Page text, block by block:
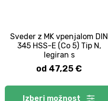
Sveder z MK vpenjalom DIN
345 HSS-E (Co 5) Tip N,
legiran s
od 47,25 €
Izberi možnost